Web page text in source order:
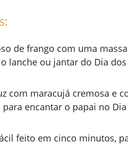
de frango com uma
lanche ou jantar do Dia dos
com maracujá cremosa e
encantar o papai no
feito em cinco minutos,